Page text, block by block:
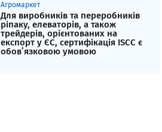
Агромаркет
Для виробників та переробників
ріпаку, елеваторів, а також
трейдерів, орієнтованих на
експорт у ЄС, сертифікація ISCC є
обов’язковою умовою